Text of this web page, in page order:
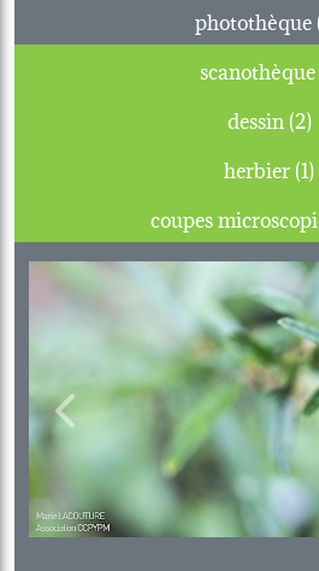
dessin (2)
herbier (1)
Previous